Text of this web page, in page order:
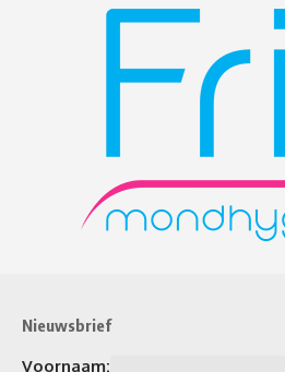
Nieuwsbrief
Voornaam: